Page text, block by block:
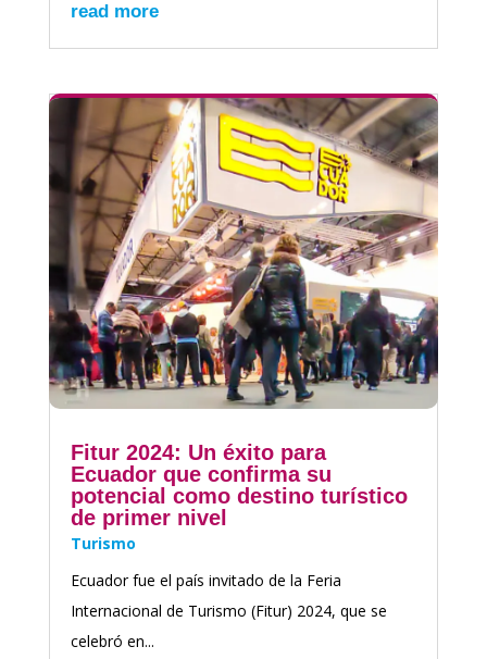
read more
Fitur 2024: Un éxito para
Ecuador que confirma su
potencial como destino turístico
de primer nivel
Turismo
Ecuador fue el país invitado de la Feria
Internacional de Turismo (Fitur) 2024, que se
celebró en...